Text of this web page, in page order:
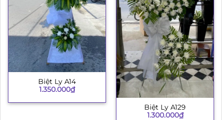
Biệt Ly A14
1.350.000₫
Biệt Ly A129
1.300.000₫